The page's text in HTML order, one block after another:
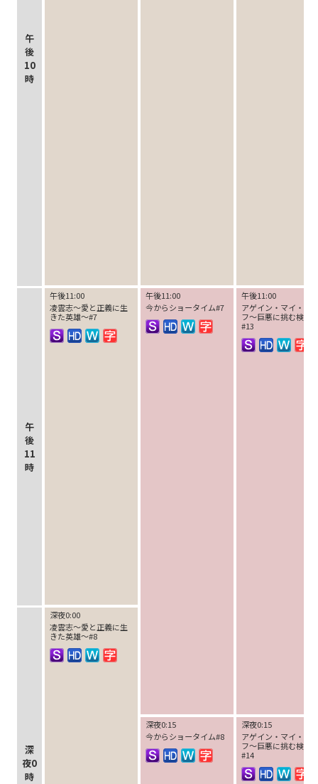
午
後
10
時
午
後
11
時
午後11:00
凌雲志～愛と正義に生
きた英雄～#7
午後11:00
今からショータイム#7
午後11:00
アゲイン・マイ・ラ
フ～巨悪に挑む検事
#13
深
夜0
時
深夜0:00
凌雲志～愛と正義に生
きた英雄～#8
深夜0:15
今からショータイム#8
深夜0:15
アゲイン・マイ・ラ
フ～巨悪に挑む検事
#14